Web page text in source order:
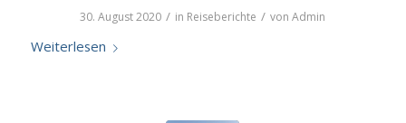
30. August 2020 / in Reiseberichte / vonAdmin
Weiterlesen